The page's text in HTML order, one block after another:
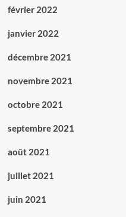
février 2022
janvier 2022
décembre 2021
novembre 2021
octobre 2021
septembre 2021
août 2021
juillet 2021
juin 2021